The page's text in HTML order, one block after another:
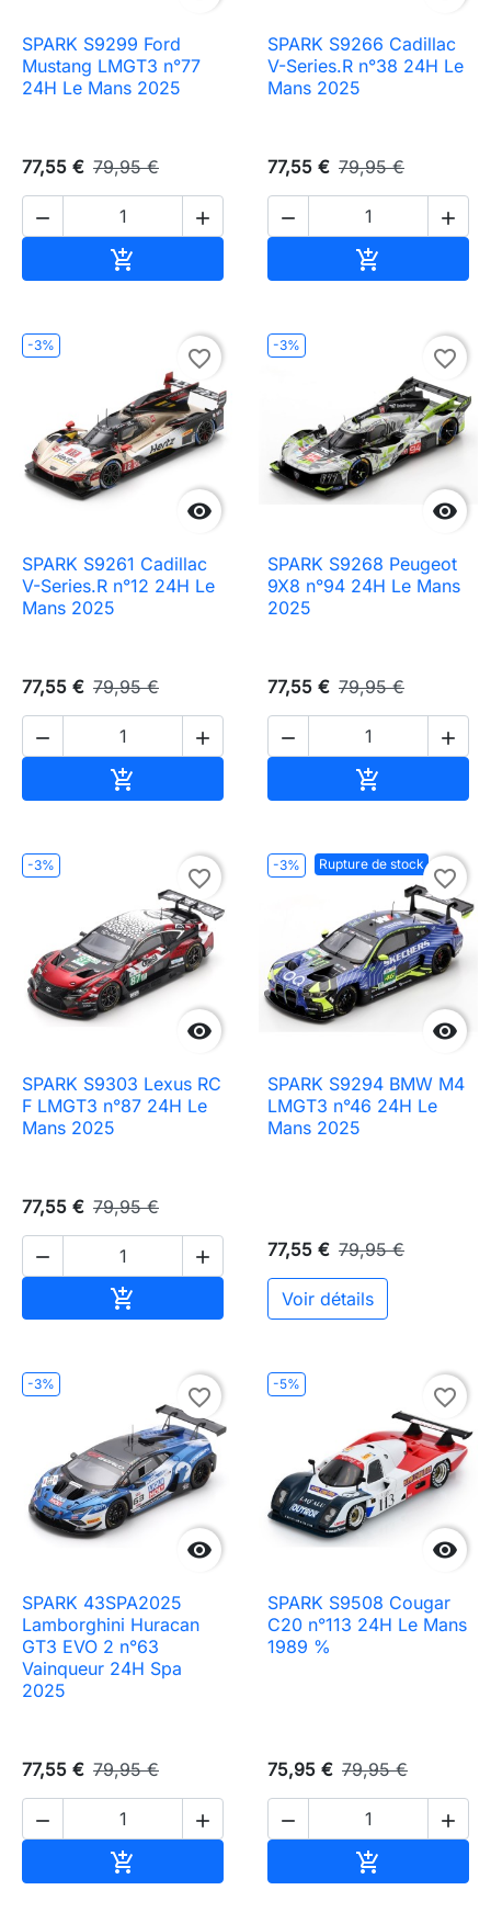
SPARK S9299 Ford
Mustang LMGT3 n°77
24H Le Mans 2025
77,55 € 79,95 €
 

SPARK S9266 Cadillac
V-Series.R n°38 24H Le
Mans 2025
77,55 € 79,95 €
 

-3%

favorite_border
SPARK S9261 Cadillac
V-Series.R n°12 24H Le
Mans 2025
77,55 € 79,95 €
 

-3%

favorite_border
SPARK S9268 Peugeot
9X8 n°94 24H Le Mans
2025
77,55 € 79,95 €
 

-3%

favorite_border
SPARK S9303 Lexus RC
F LMGT3 n°87 24H Le
Mans 2025
77,55 € 79,95 €
 

-3% Rupture de stock

favorite_border
SPARK S9294 BMW M4
LMGT3 n°46 24H Le
Mans 2025
77,55 € 79,95 €
Voir détails
-3%

favorite_border
SPARK 43SPA2025
Lamborghini Huracan
GT3 EVO 2 n°63
Vainqueur 24H Spa
2025
77,55 € 79,95 €
 

-5%

favorite_border
SPARK S9508 Cougar
C20 n°113 24H Le Mans
1989 %
75,95 € 79,95 €
 
